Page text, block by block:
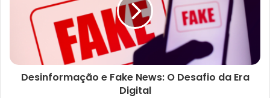
Desinformação e Fake News: O Desafio da Era
Digital